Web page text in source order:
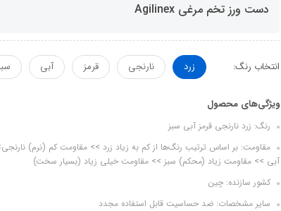
دست ورز تخم مرغی Agilinex
انتخاب رنگ: زرد نارنجی قرمز آبی
ویژگی‌های محصول
رنگ: زرد نارنجی قرمز آبی سبز
مقاومت: بر اساس ترتیب رنگ‌ها از کم به زیاد زرد >> مقاومت کم (نرم)
آبی >> مقاومت زیاد (محکم) سبز >> مقاومت خیلی زیاد (بسیار سخت)
کشور سازنده: چین
سایر مشخصات: ضد حساسیت قابل استفاده مجدد